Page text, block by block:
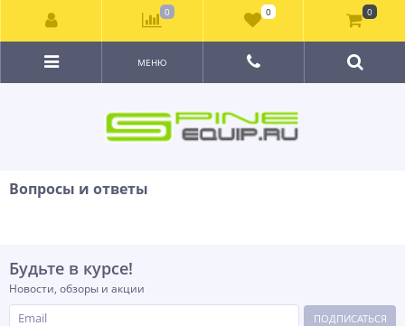
МЕНЮ
Вопросы и ответы
Будьте в курсе!
Новости, обзоры и акции
ПОДПИСАТЬСЯ
0 0 0